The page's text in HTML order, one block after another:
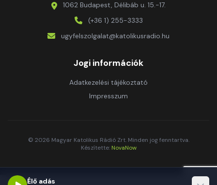
1062 Budapest, Délibáb u. 15.-17.
(+36 1) 255-3333
ugyfelszolgalat@katolikusradio.hu
Jogi információk
Adatkezelési tájékoztató
Impresszum
© 2026 Magyar Katolikus Rádió Zrt. Minden jog fenntartva.
Készítette: NovaNow
Élő adás